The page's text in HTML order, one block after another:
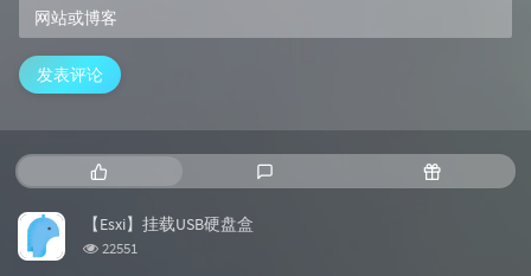
发表评论
热
门
文
章
新
随
机
【Esxi】挂载USB硬盘盒
浏
22551